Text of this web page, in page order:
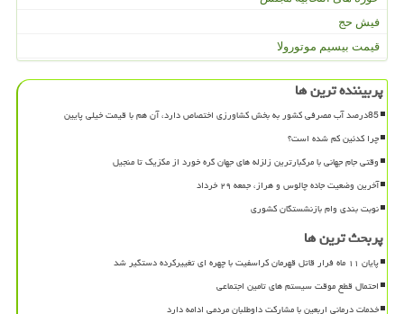
فیش حج
قیمت بیسیم موتورولا
پربیننده ترین ها
85درصد آب مصرفی کشور به بخش کشاورزی اختصاص دارد، آن هم با قیمت خیلی پایین
چرا کدئین کم شده است؟
وقتی جام جهانی با مرگبارترین زلزله های جهان گره خورد از مکزیک تا منجیل
آخرین وضعیت جاده چالوس و هراز، جمعه ۲۹ خرداد
نوبت بندی وام بازنشستگان کشوری
پربحث ترین ها
پایان ۱۱ ماه فرار قاتل قهرمان کراسفیت با چهره ای تغییرکرده دستگیر شد
احتمال قطع موقت سیستم های تامین اجتماعی
خدمات درمانی اربعین با مشارکت داوطلبان مردمی ادامه دارد